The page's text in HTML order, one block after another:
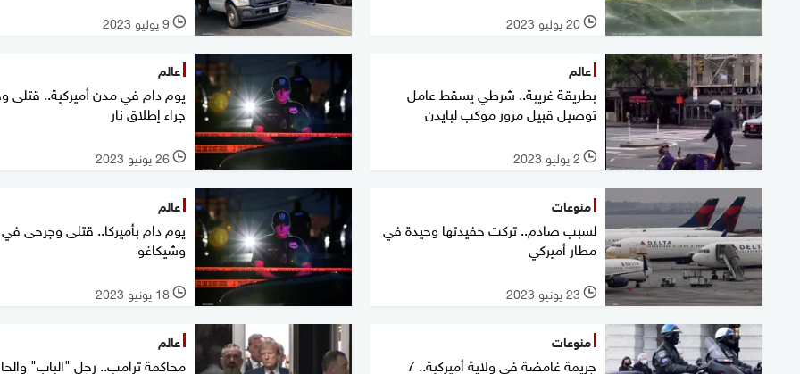
l 20 يوليو 2023 l 9 يوليو 2023
عالم
بطريقة غريبة.. شرطي يسقط عامل
توصيل قبيل مرور موكب لبايدن
l 2 يوليو 2023
عالم
يوم دام في مدن أميركية.. قتلى
جراء إطلاق نار
l 26 يونيو 2023
منوعات
لسبب صادم.. تركت حفيدتها وحيدة في
مطار أميركي
l 23 يونيو 2023
عالم
يوم دام بأميركا.. قتلى وجرحى
وشيكاغو
l 18 يونيو 2023
منوعات
جريمة غامضة في ولاية أميركية.. 7
عالم
محاكمة ترامب.. رجل "الباب"